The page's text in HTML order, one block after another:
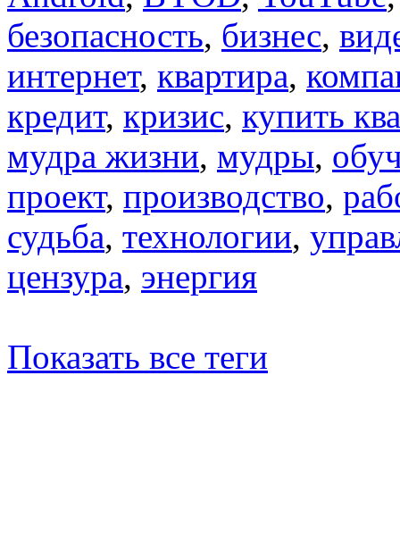
безопасность, бизнес,
интернет, квартира,
кредит, кризис, купить
мудра жизни, мудры,
проект, производство,
судьба, технологии,
цензура, энергия
Показать все теги